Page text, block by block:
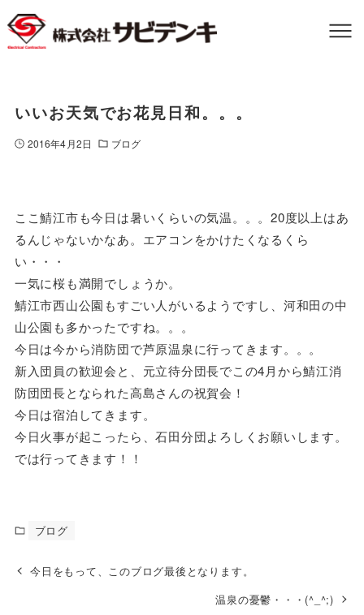
いいお天気でお花見日和。。。
2016年4月2日 ブログ
ここ鯖江市も今日は暑いくらいの気温。。。20度以上はあ
るんじゃないかなあ。エアコンをかけたくなるくら
い・・・
一気に桜も満開でしょうか。
鯖江市西山公園もすごい人がいるようですし、河和田の中
山公園も多かったですね。。。
今日は今から消防団で芦原温泉に行ってきます。。。
新入団員の歓迎会と、元立待分団長でこの4月から鯖江消
防団団長となられた高島さんの祝賀会！
今日は宿泊してきます。
今日火事が起こったら、石田分団よろしくお願いします。
では行ってきます！！
ブログ
今日をもって、このブログ最後となります。
温泉の憂鬱・・・(^_^;)